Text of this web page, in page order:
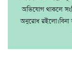
অভিযোগ থাকলে
অনুরোধ